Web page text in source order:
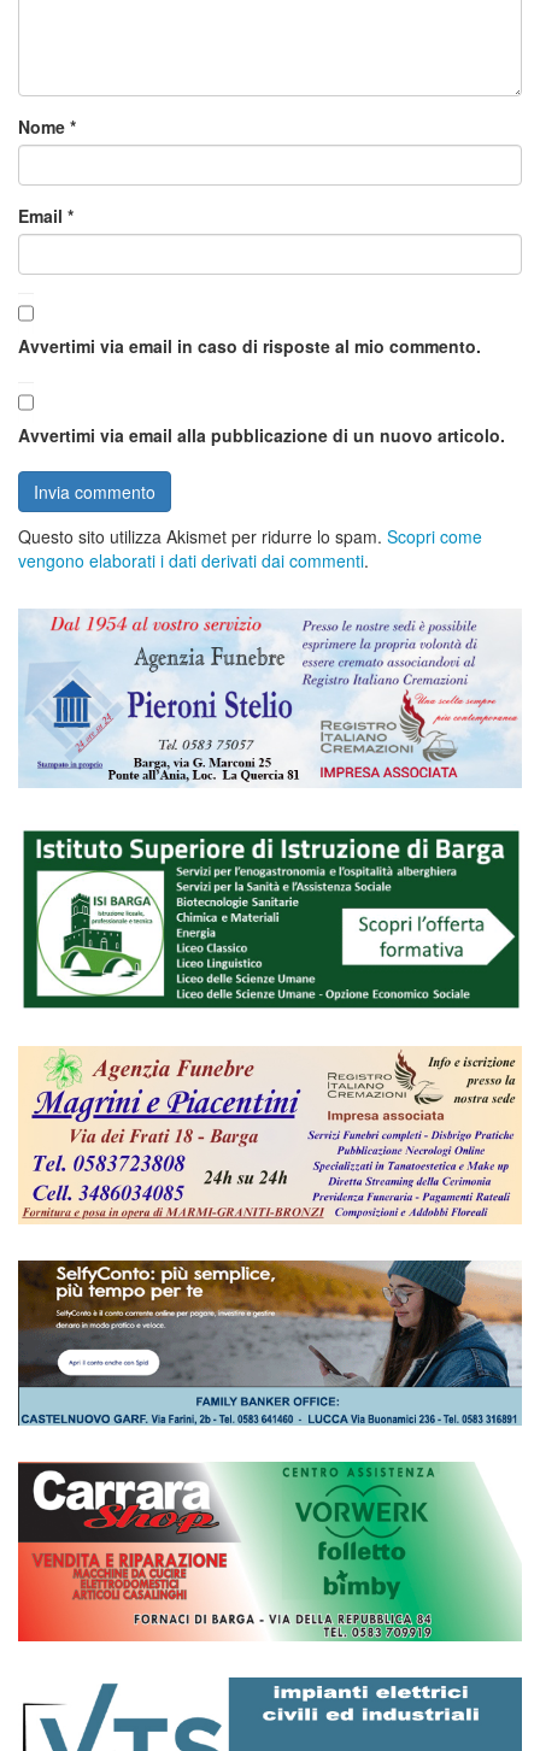
Nome *
Email *
Avvertimi via email in caso di risposte al mio commento.
Avvertimi via email alla pubblicazione di un nuovo articolo.
Questo sito utilizza Akismet per ridurre lo spam. Scopri come
vengono elaborati i dati derivati dai commenti.